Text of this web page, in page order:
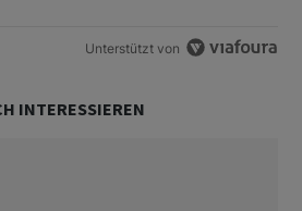
Unterstützt von
INTERESSIEREN